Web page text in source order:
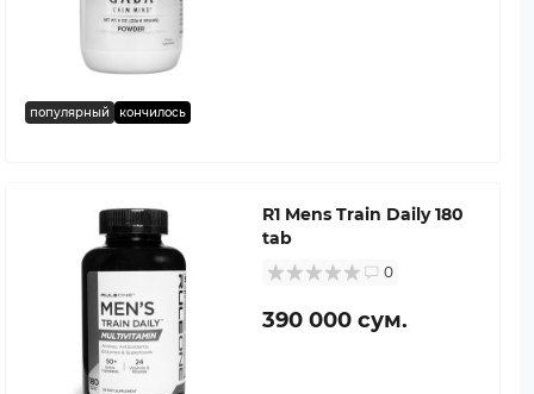
популярный кончилось
R1 Mens Train Daily 180
tab
0
390 000 сум.